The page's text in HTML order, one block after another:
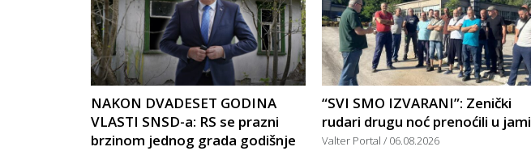
NAKON DVADESET GODINA
VLASTI SNSD-a: RS se prazni
brzinom jednog grada godišnje
“SVI SMO IZVARANI”: Zenički
rudari drugu noć prenoćili u jami
Valter Portal 06.08.2026